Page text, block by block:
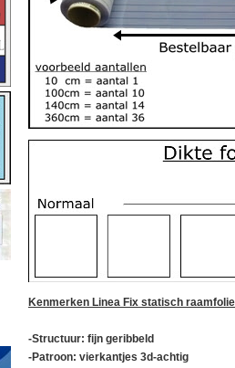
Kenmerken Linea Fix statisch
-Structuur: fijn geribbeld
-Patroon: vierkantjes 3d-achtig